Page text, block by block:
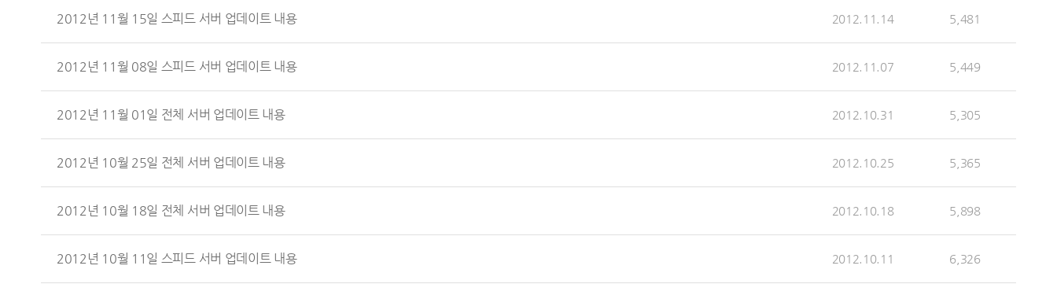
2012년 11월 15일 스피드 서버 업데이트 내용 2012.11.14 5,481
2012년 11월 08일 스피드 서버 업데이트 내용 2012.11.07 5,449
2012년 11월 01일 전체 서버 업데이트 내용 2012.10.31 5,305
2012년 10월 25일 전체 서버 업데이트 내용 2012.10.25 5,365
2012년 10월 18일 전체 서버 업데이트 내용 2012.10.18 5,898
2012년 10월 11일 스피드 서버 업데이트 내용 2012.10.11 6,326